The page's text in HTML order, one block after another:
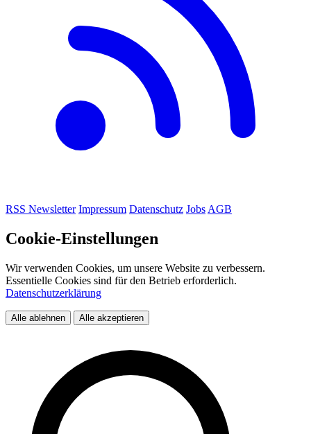
RSS Newsletter Impressum Datenschutz Jobs AGB
Cookie-Einstellungen
Wir verwenden Cookies, um unsere Website zu verbessern.
Essentielle Cookies sind für den Betrieb erforderlich.
Datenschutzerklärung
Alle ablehnen Alle akzeptieren